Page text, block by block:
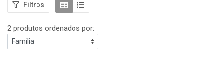
Filtros
2 produtos ordenados por: